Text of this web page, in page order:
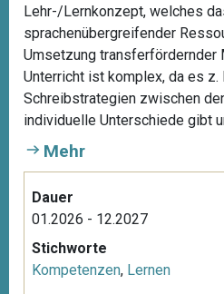
Lehr-/Lernkonzept, welches
sprachenübergreifender
Umsetzung transferfördernder
Unterricht ist komplex, da es z.
Schreibstrategien zwischen
individuelle Unterschiede gibt
Mehr
Dauer
01.2026 - 12.2027
Stichworte
Kompetenzen, Lernen